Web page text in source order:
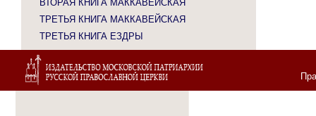
ВТОРАЯ КНИГА МАККАВЕЙСКАЯ
ТРЕТЬЯ КНИГА МАККАВЕЙСКАЯ
ТРЕТЬЯ КНИГА ЕЗДРЫ